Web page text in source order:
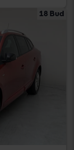
18 Bud